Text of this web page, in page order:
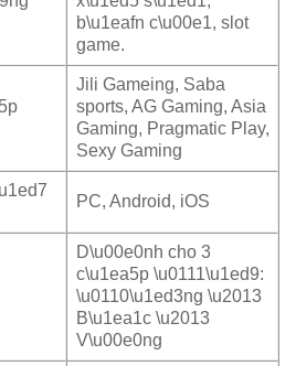
b\u1eafn c\u00e1, slot
game.
Jili Gameing, Saba
sports, AG Gaming, Asia
Gaming, Pragmatic Play,
Sexy Gaming
PC, Android, iOS
D\u00e0nh cho 3
c\u1ea5p \u0111\u1ed9:
\u0110\u1ed3ng \u2013
B\u1ea1c \u2013
V\u00e0ng